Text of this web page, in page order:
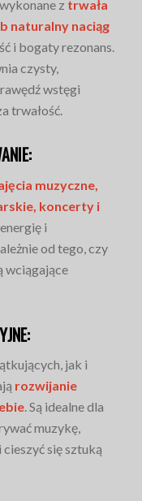
z trwała
naturalny naciąg
i bogaty rezonans.
czysty,
wstęgi
trwałość.
muzyczne,
koncerty i
i
od tego, czy
wciągające
jak i
rozwijanie
. Są idealne dla
muzykę,
się sztuką